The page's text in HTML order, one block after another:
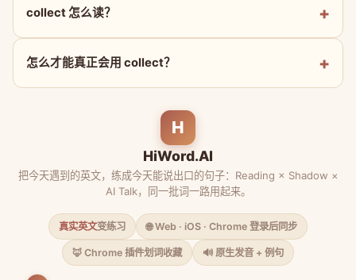
collect 怎么读？
怎么才能真正会用 collect？
H
HiWord.AI
把今天遇到的英文，练成今天能说出口的句子：Reading × Shadow ×
AI Talk，同一批词一路用起来。
真实英文变练习 🌐 Web · iOS · Chrome 登录后同步
🦊 Chrome 插件划词收藏 🔊 原生发音 + 例句